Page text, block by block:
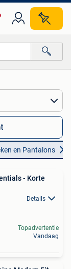
en Pantalons
- Korte
Details
Topadvertentie
Vandaag